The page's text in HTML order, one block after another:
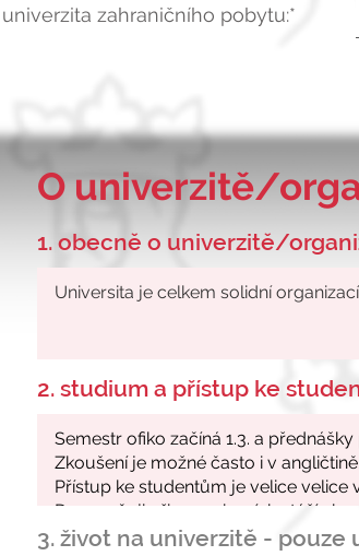
univerzita zahraničního pobytu:*
O univerzitě/
1. obecně o univerzitě/
2. studium a přístup ke
3. život na univerzitě - pouze